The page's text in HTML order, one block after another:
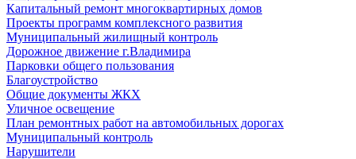
Капитальный ремонт многоквартирных домов
Проекты программ комплексного развития
Муниципальный жилищный контроль
Дорожное движение г.Владимира
Парковки общего пользования
Благоустройство
Общие документы ЖКХ
Уличное освещение
План ремонтных работ на автомобильных дорогах
Муниципальный контроль
Нарушители